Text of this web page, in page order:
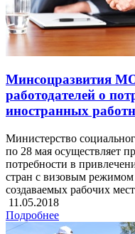
Минсоцразвития
работодателей о
иностранных
Министерство
по 28 мая осуществляет
потребности в
стран с визовым режимом
создаваемых рабочих мест
11.05.2018
Подробнее